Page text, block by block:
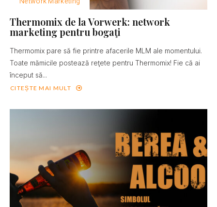
Thermomix de la Vorwerk: network
marketing pentru bogaţi
Thermomix pare să fie printre afacerile MLM ale momentului.
Toate mămicile postează reţete pentru Thermomix! Fie că ai
început să...
CITEȘTE MAI MULT